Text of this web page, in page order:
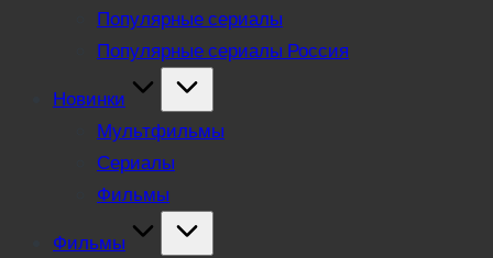
Популярные сериалы
Популярные сериалы Россия
Новинки
Мультфильмы
Сериалы
Фильмы
Фильмы